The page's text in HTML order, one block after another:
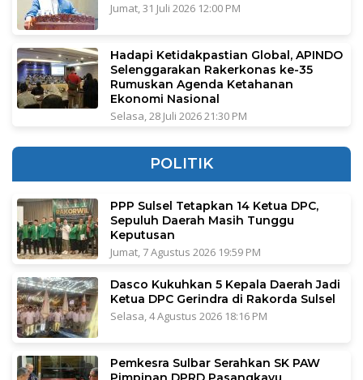
Jumat, 31 Juli 2026 12:00 PM
Hadapi Ketidakpastian Global, APINDO
Selenggarakan Rakerkonas ke-35
Rumuskan Agenda Ketahanan
Ekonomi Nasional
Selasa, 28 Juli 2026 21:30 PM
POLITIK
PPP Sulsel Tetapkan 14 Ketua DPC,
Sepuluh Daerah Masih Tunggu
Keputusan
Jumat, 7 Agustus 2026 19:59 PM
Dasco Kukuhkan 5 Kepala Daerah Jadi
Ketua DPC Gerindra di Rakorda Sulsel
Selasa, 4 Agustus 2026 18:16 PM
Pemkesra Sulbar Serahkan SK PAW